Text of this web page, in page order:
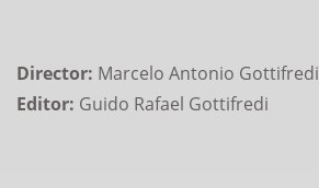
Director: Marcelo Antonio Gottifredi
Editor: Guido Rafael Gottifredi